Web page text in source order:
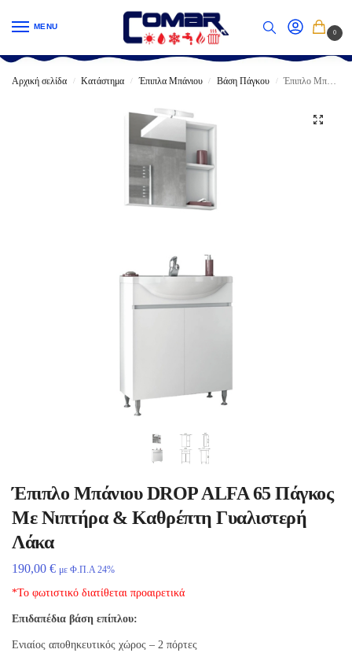
MENU
0
Αρχική σελίδα / Κατάστημα / Έπιπλα Μπάνιου / Βάση Πάγκου / Έπιπλο Μπάνιου DROP ALFA 65 Πάγκος Με Νιπτήρα & Καθρέπτη Γυαλιστερή Λάκα
Έπιπλο Μπάνιου DROP ALFA 65 Πάγκος
Με Νιπτήρα & Καθρέπτη Γυαλιστερή
Λάκα
190,00 € με Φ.Π.Α 24%
*Το φωτιστικό διατίθεται προαιρετικά
Επιδαπέδια βάση επίπλου:
Ενιαίος αποθηκευτικός χώρος – 2 πόρτες